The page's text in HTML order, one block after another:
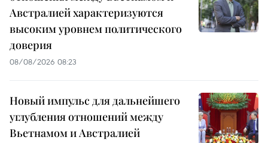
Австралией характеризуются
высоким уровнем политического
доверия
08/08/2026 08:23
Новый импульс для дальнейшего
углубления отношений между
Вьетнамом и Австралией